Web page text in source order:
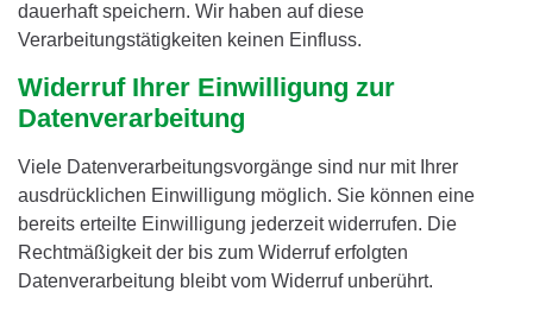
dauerhaft speichern. Wir haben auf diese
Verarbeitungstätigkeiten keinen Einfluss.
Widerruf Ihrer Einwilligung zur
Datenverarbeitung
Viele Datenverarbeitungsvorgänge sind nur mit Ihrer
ausdrücklichen Einwilligung möglich. Sie können eine
bereits erteilte Einwilligung jederzeit widerrufen. Die
Rechtmäßigkeit der bis zum Widerruf erfolgten
Datenverarbeitung bleibt vom Widerruf unberührt.